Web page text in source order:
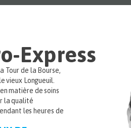
Express
Tour de la Bourse,
vieux Longueuil.
matière de soins
la qualité
les heures de